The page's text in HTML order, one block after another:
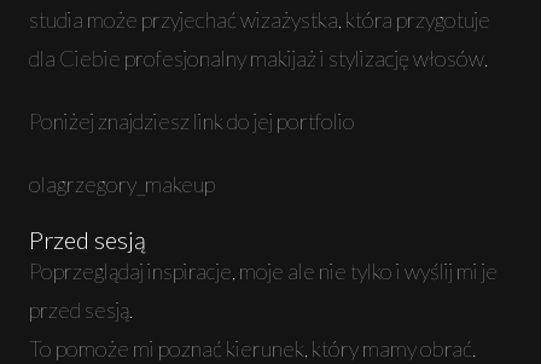
studia może przyjechać wizażystka, która przygotuje
dla Ciebie profesjonalny makijaż i stylizację włosów.
Poniżej znajdziesz link do jej portfolio
olagrzegory_makeup
Przed sesją
Poprzeglądaj inspiracje, moje ale nie tylko i wyślij mi je
przed sesją.
To pomoże mi poznać kierunek, który mamy obrać.